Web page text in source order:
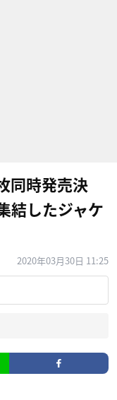
同時発売決
結したジャケ
2020年03月30日 11:25